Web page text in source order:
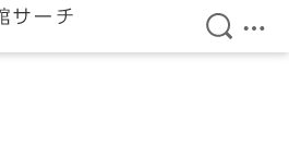
検索を
メ